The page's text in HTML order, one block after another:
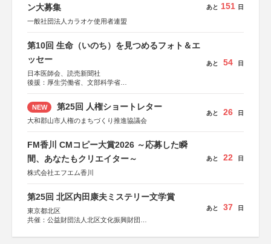
ン大募集
一般社団法人カラオケ使用者連盟
あと 151 日
第10回 生命（いのち）を見つめるフォト＆エ
ッセー
日本医師会、読売新聞社
後援：厚生労働省、文部科学省
しん生命保険株式会社
あと 54 日
NEW 第25回 人権ショートレター
大和郡山市人権のまちづくり推進協議会
あと 26 日
FM香川 CMコピー大賞2026 ～応募した瞬
間、あなたもクリエイター～
株式会社エフエム香川
あと 22 日
第25回 北区内田康夫ミステリー文学賞
東京都北区
共催：公益財団法人北区文化振興財団
協賛：株式会社実業之日本社
あと 37 日